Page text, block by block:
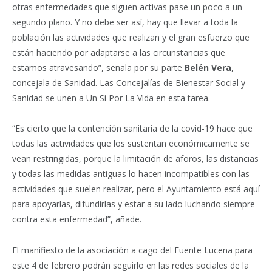
otras enfermedades que siguen activas pase un poco a un
segundo plano. Y no debe ser así, hay que llevar a toda la
población las actividades que realizan y el gran esfuerzo que
están haciendo por adaptarse a las circunstancias que
estamos atravesando”, señala por su parte Belén Vera,
concejala de Sanidad. Las Concejalías de Bienestar Social y
Sanidad se unen a Un Sí Por La Vida en esta tarea.
“Es cierto que la contención sanitaria de la covid-19 hace que
todas las actividades que los sustentan económicamente se
vean restringidas, porque la limitación de aforos, las distancias
y todas las medidas antiguas lo hacen incompatibles con las
actividades que suelen realizar, pero el Ayuntamiento está aquí
para apoyarlas, difundirlas y estar a su lado luchando siempre
contra esta enfermedad”, añade.
El manifiesto de la asociación a cago del Fuente Lucena para
este 4 de febrero podrán seguirlo en las redes sociales de la